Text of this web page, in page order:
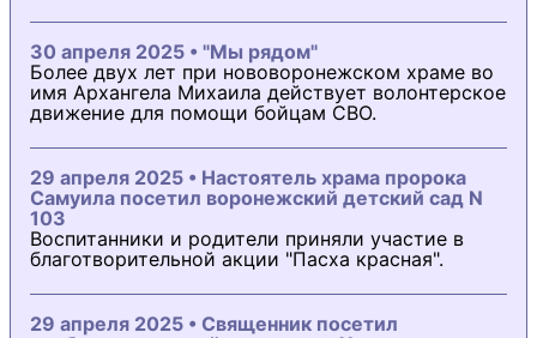
30 апреля 2025 • "Мы рядом"
Более двух лет при нововоронежском храме во
имя Архангела Михаила действует волонтерское
движение для помощи бойцам СВО.
29 апреля 2025 • Настоятель храма пророка
Самуила посетил воронежский детский сад N
103
Воспитанники и родители приняли участие в
благотворительной акции "Пасха красная".
29 апреля 2025 • Священник посетил